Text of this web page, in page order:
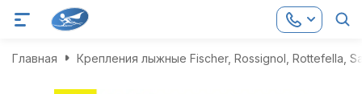
Главная Крепления лыжные Fischer, Rossignol, Rottefella,